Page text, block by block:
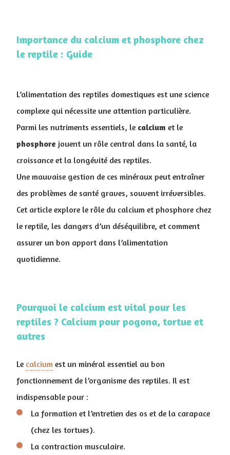
Importance du calcium et phosphore chez
le reptile : Guide
L’alimentation des reptiles domestiques est une science
complexe qui nécessite une attention particulière.
Parmi les nutriments essentiels, le calcium et le
phosphore jouent un rôle central dans la santé, la
croissance et la longévité des reptiles.
Une mauvaise gestion de ces minéraux peut entraîner
des problèmes de santé graves, souvent irréversibles.
Cet article explore le rôle du calcium et phosphore chez
le reptile, les dangers d’un déséquilibre, et comment
assurer un bon apport dans l’alimentation
quotidienne.
Pourquoi le calcium est vital pour les
reptiles ? Calcium pour pogona, tortue et
autres
Le calcium est un minéral essentiel au bon
fonctionnement de l’organisme des reptiles. Il est
indispensable pour :
La formation et l’entretien des os et de la carapace
(chez les tortues).
La contraction musculaire.